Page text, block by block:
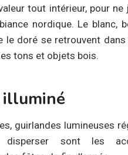
tout intérieur, pour ne
nordique. Le blanc,
le doré se retrouvent dans
tons et objets bois.
guirlandes lumineuses
disperser sont les